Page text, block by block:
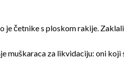
četnike s ploskom rakije.
muškaraca za likvidaciju: oni